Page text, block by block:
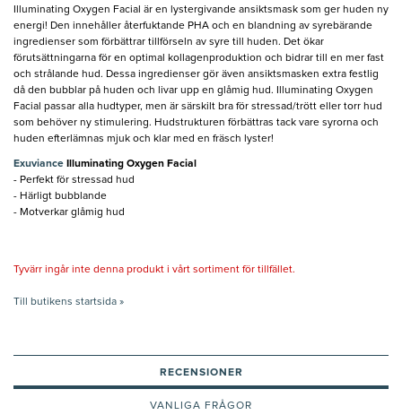
Illuminating Oxygen Facial är en lystergivande ansiktsmask som ger huden ny
energi! Den innehåller återfuktande PHA och en blandning av syrebärande
ingredienser som förbättrar tillförseln av syre till huden. Det ökar
förutsättningarna för en optimal kollagenproduktion och bidrar till en mer fast
och strålande hud. Dessa ingredienser gör även ansiktsmasken extra festlig
då den bubblar på huden och livar upp en glåmig hud. Illuminating Oxygen
Facial passar alla hudtyper, men är särskilt bra för stressad/trött eller torr hud
som behöver ny stimulering. Hudstrukturen förbättras tack vare syrorna och
huden efterlämnas mjuk och klar med en fräsch lyster!
Exuviance Illuminating Oxygen Facial
- Perfekt för stressad hud
- Härligt bubblande
- Motverkar glåmig hud
Tyvärr ingår inte denna produkt i vårt sortiment för tillfället.
Till butikens startsida »
RECENSIONER
VANLIGA FRÅGOR